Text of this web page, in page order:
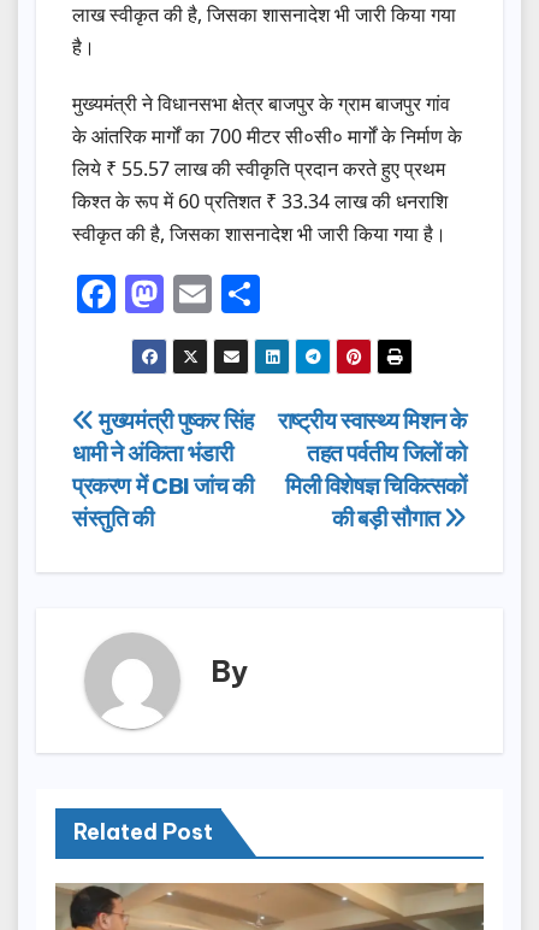
लाख स्वीकृत की है, जिसका शासनादेश भी जारी किया गया
है।
मुख्यमंत्री ने विधानसभा क्षेत्र बाजपुर के ग्राम बाजपुर गांव
के आंतरिक मार्गों का 700 मीटर सी०सी० मार्गों के निर्माण के
लिये ₹ 55.57 लाख की स्वीकृति प्रदान करते हुए प्रथम
किश्त के रूप में 60 प्रतिशत ₹ 33.34 लाख की धनराशि
स्वीकृत की है, जिसका शासनादेश भी जारी किया गया है।
F
a
c
e
b
o
o
k
M
a
st
o
d
o
E
m
ail
h
ar
e
Post
navigation
राष्ट्रीय स्वास्थ्य मिशन के
तहत पर्वतीय जिलों को
मिली विशेषज्ञ चिकित्सकों
की बड़ी सौगात
मुख्यमंत्री पुष्कर सिंह
धामी ने अंकिता भंडारी
प्रकरण में CBI जांच की
संस्तुति की
By
Related Post